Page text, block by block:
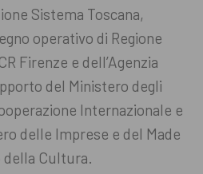
Sistema Toscana,
operativo di Regione
Firenze e dell’Agenzia
del Ministero degli
Internazionale e
delle Imprese e del Made
Cultura.